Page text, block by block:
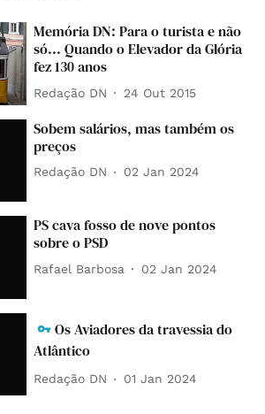
Memória DN: Para o turista e não
só... Quando o Elevador da Glória
fez 130 anos
Redação DN 24 Out 2015
Sobem salários, mas também os
preços
Redação DN 02 Jan 2024
PS cava fosso de nove pontos
sobre o PSD
Rafael Barbosa 02 Jan 2024
Os Aviadores da travessia do
Atlântico
Redação DN 01 Jan 2024